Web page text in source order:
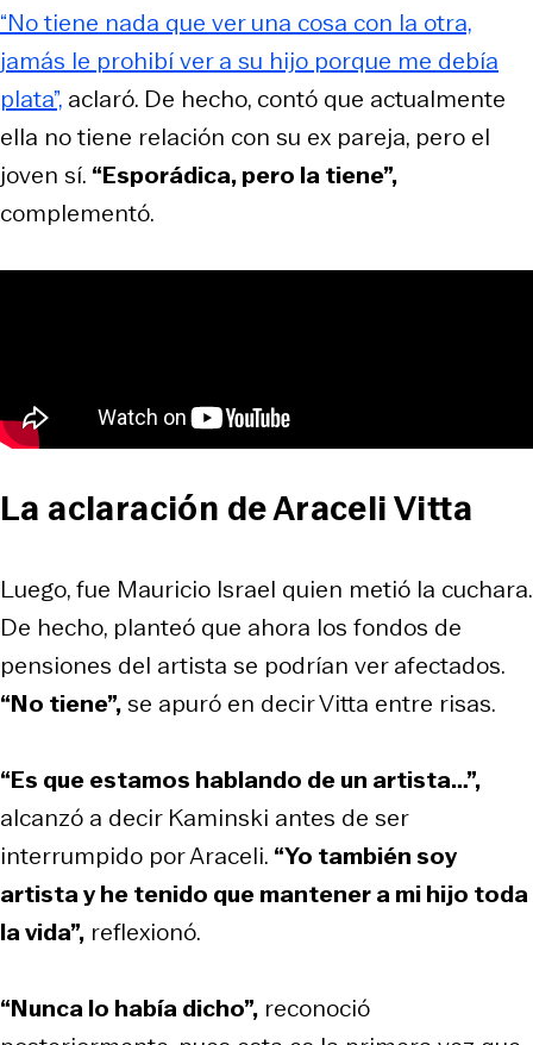
“No tiene nada que ver una cosa con la otra,
jamás le prohibí ver a su hijo porque me debía
plata”, aclaró. De hecho, contó que actualmente
ella no tiene relación con su ex pareja, pero el
joven sí. “Esporádica, pero la tiene”,
complementó.
La aclaración de Araceli Vitta
Luego, fue Mauricio Israel quien metió la cuchara.
De hecho, planteó que ahora los fondos de
pensiones del artista se podrían ver afectados.
“No tiene”,se apuró en decir Vitta entre risas.
“Es que estamos hablando de un artista…”,
alcanzó a decir Kaminski antes de ser
interrumpido por Araceli. “Yo también soy
artista y he tenido que mantener a mi hijo toda
la vida”, reflexionó.
“Nunca lo había dicho”, reconoció